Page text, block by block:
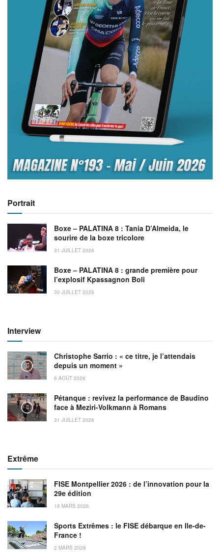
Portrait
Boxe – PALATINA 8 : Tania D’Almeida, le
sourire de la boxe tricolore
31 JUILLET 2026
Boxe – PALATINA 8 : grande première pour
l’explosif Kpassagnon Boli
30 JUILLET 2026
Interview
Christophe Sarrio : « ce titre, je l’attendais
depuis un moment »
6 AOÛT 2026
Pétanque : revivez la performance de Baudino
face à Meziri-Volkmann à Romans
31 JUILLET 2026
Extrême
FISE Montpellier 2026 : de l’innovation pour la
29e édition
18 MARS 2026
Sports Extrêmes : le FISE débarque en Ile-de-
France !
2 MARS 2026